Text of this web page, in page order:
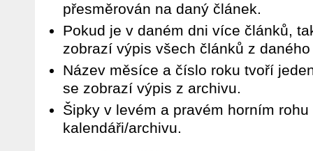
přesměrován na daný článek.
Pokud je v daném dni více článků,
zobrazí výpis všech článků z
Název měsíce a číslo roku tvoří
se zobrazí výpis z archivu.
Šipky v levém a pravém horním
kalendáři/archivu.